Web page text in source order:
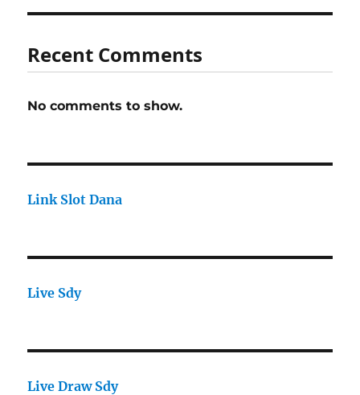
Recent Comments
No comments to show.
Link Slot Dana
Live Sdy
Live Draw Sdy